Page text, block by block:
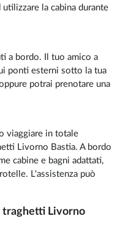
la cabina durante
a bordo. Il tuo amico a
ponti esterni sotto la tua
potrai prenotare una
viaggiare in totale
Livorno Bastia. A bordo
cabine e bagni adattati,
L'assistenza può
traghetti Livorno